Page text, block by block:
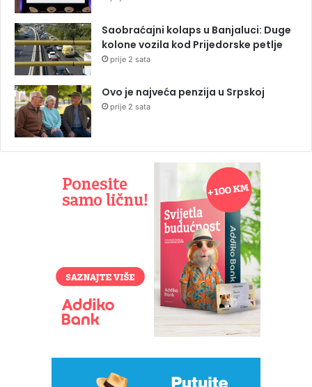
Saobraćajni kolaps u Banjaluci: Duge
kolone vozila kod Prijedorske petlje
prije 2 sata
Ovo je najveća penzija u Srpskoj
prije 2 sata